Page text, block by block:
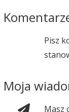
Pisz
Moja
Masz